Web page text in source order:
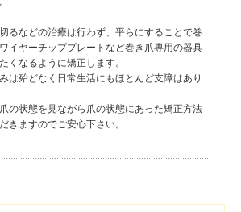
るなどの治療は行わず、平らにすることで巻
イヤーチッププレートなど巻き爪専用の器具
くなるように矯正します。
は殆どなく日常生活にもほとんど支障はあり
の状態を見ながら爪の状態にあった矯正方法
きますのでご安心下さい。